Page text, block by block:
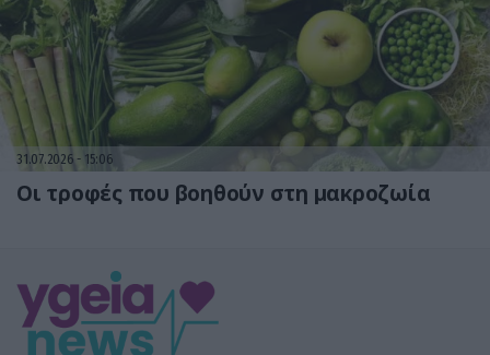
31.07.2026 15:06
Οι τροφές που βοηθούν στη μακροζωία